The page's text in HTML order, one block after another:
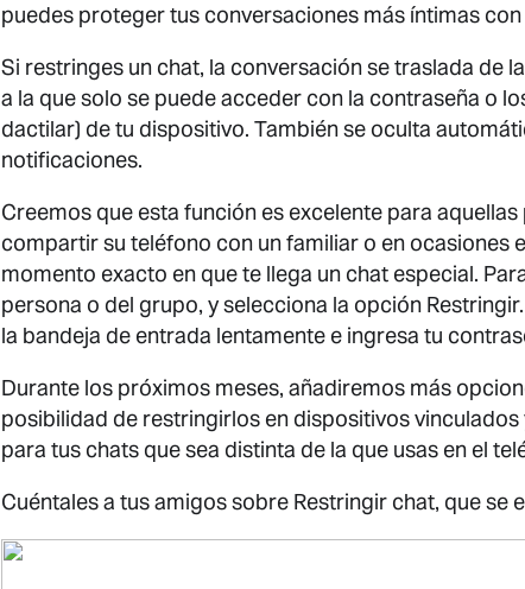
puedes proteger tus conversaciones más íntimas
Si restringes un chat, la conversación se traslada de
a la que solo se puede acceder con la contraseña o
dactilar) de tu dispositivo. También se oculta
notificaciones.
Creemos que esta función es excelente para
compartir su teléfono con un familiar o en ocasiones
momento exacto en que te llega un chat especial.
persona o del grupo, y selecciona la opción
la bandeja de entrada lentamente e ingresa tu
Durante los próximos meses, añadiremos más
posibilidad de restringirlos en dispositivos
para tus chats que sea distinta de la que usas en el
Cuéntales a tus amigos sobre Restringir chat, que se